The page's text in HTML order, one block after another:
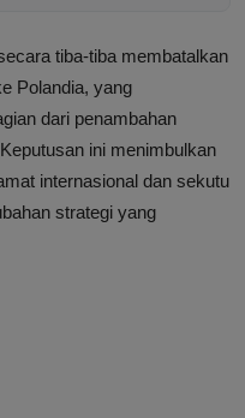
tiba-tiba membatalkan
Polandia, yang
dari penambahan
ini menimbulkan
internasional dan sekutu
strategi yang